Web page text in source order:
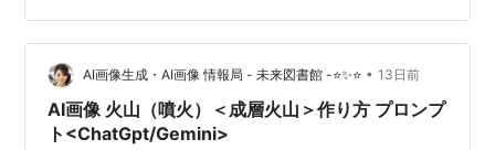
像生成技術を活用することで、まるで現地で撮影された
かのような超リアルで迫力満点な情景を自由に創り出す
ことができます。 今回は、ChatGPT…
AI画像生成・AI画像 情報局 - 未来図書館 -⭐✨⭐ • 13日前
AI画像 火山（噴火）＜成層火山＞作り方 プロンプ
ト<ChatGpt/Gemini>